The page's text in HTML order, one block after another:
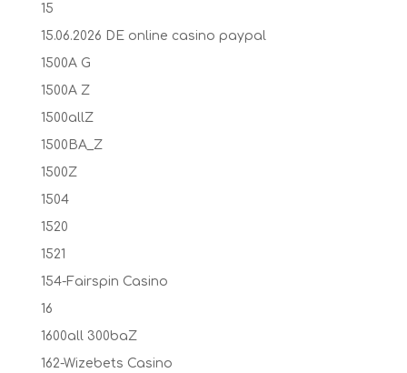
15
15.06.2026 DE online casino paypal
1500A G
1500A Z
1500allZ
1500BA_Z
1500Z
1504
1520
1521
154-Fairspin Casino
16
1600all 300baZ
162-Wizebets Casino